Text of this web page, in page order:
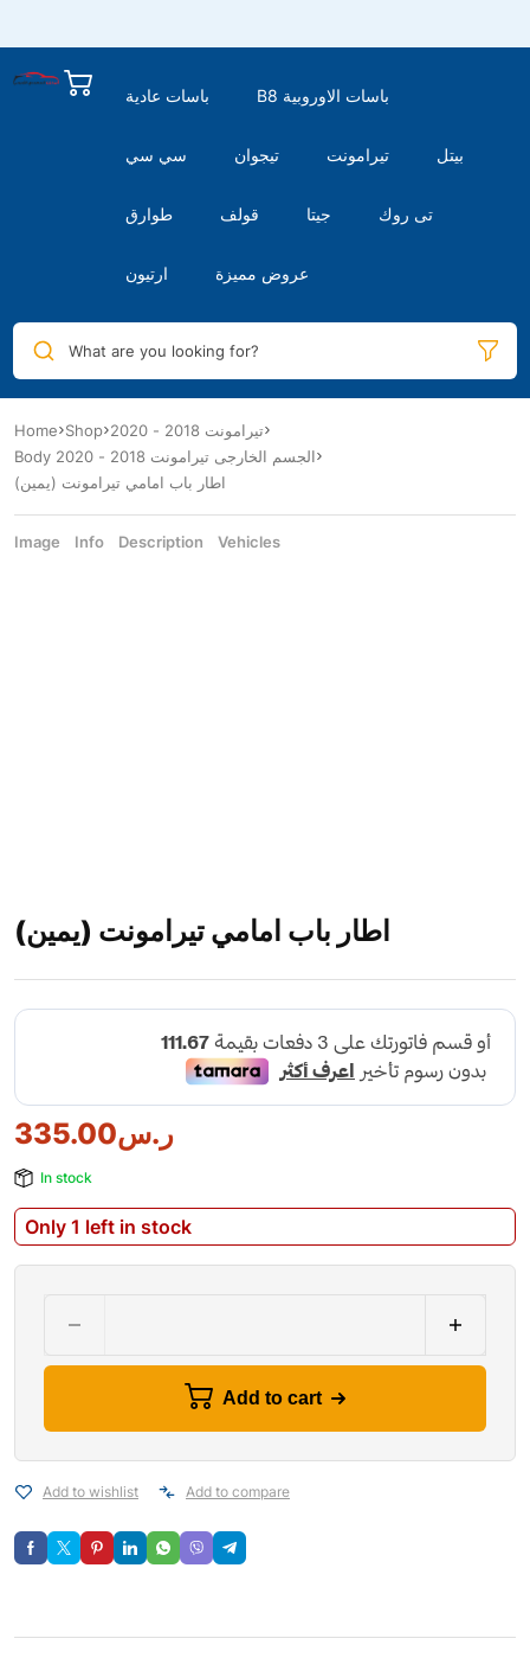
باسات عادية B8 باسات الاوروبية
سي سي تيجوان تيرامونت بيتل
طوارق قولف جيتا تى روك
ارتيون عروض مميزة
What are you looking for?
Home Shop
تيرامونت 2018 - 2020
Body الجسم الخارجى تيرامونت 2018 - 2020
اطار باب امامي تيرامونت (يمين)
Image Info Description Vehicles
اطار باب امامي تيرامونت (يمين)
ر.س335.00
In stock
Only 1 left in stock
Add to cart
Add to wishlist Add to compare